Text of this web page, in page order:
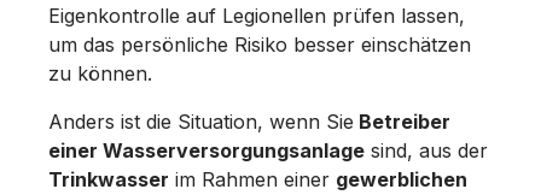
Eigenkontrolle auf Legionellen prüfen lassen,
um das persönliche Risiko besser einschätzen
zu können.
Anders ist die Situation, wenn Sie Betreiber
einer Wasserversorgungsanlage sind, aus der
Trinkwasser im Rahmen einer gewerblichen